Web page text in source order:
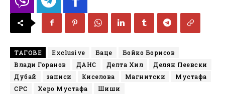
ТАГОВЕ Exclusive Баце
Бойко Борисов
Влади Горанов
ДАНС Делта Хил
Делян Пеевски
Дубай
записи Киселова Магнитски
Мустафа
СРС
Херо Мустафа Шиши